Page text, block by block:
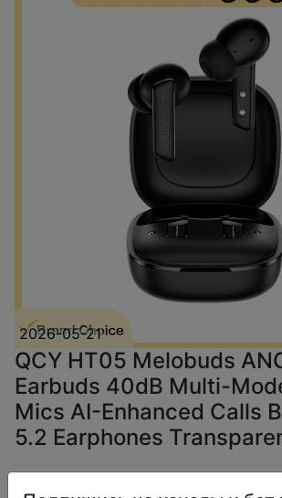
2026-05-21
QCY HT05 Melobuds
Earbuds 40dB Multi-
Mics AI-Enhanced Calls
5.2 Earphones